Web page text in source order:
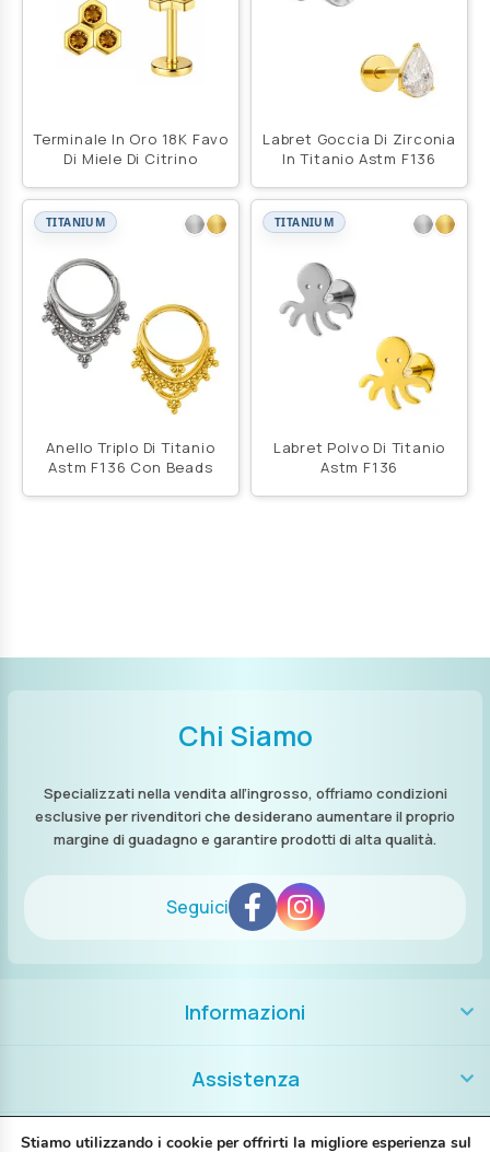
Terminale In Oro 18K Favo
Di Miele Di Citrino
Labret Goccia Di Zirconia
In Titanio Astm F136
TITANIUM
Anello Triplo Di Titanio
Astm F136 Con Beads
TITANIUM
Labret Polvo Di Titanio
Astm F136
Chi Siamo
Specializzati nella vendita all’ingrosso, offriamo condizioni
esclusive per rivenditori che desiderano aumentare il proprio
margine di guadagno e garantire prodotti di alta qualità.
Seguici
Informazioni
Assistenza
Contatti
Stiamo utilizzando i cookie per offrirti la migliore esperienza sul